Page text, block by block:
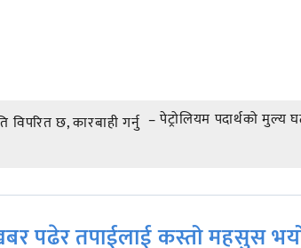
विपरित छ, कारबाही गर्नु – पेट्रोलियम पदार्थको मुल्य
पढेर तपाईलाई कस्तो महसुस